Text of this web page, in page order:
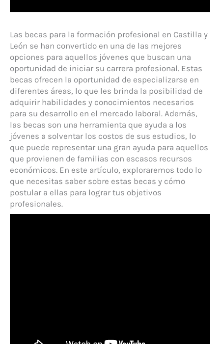
Las becas para la formación profesional en Castilla y
León se han convertido en una de las mejores
opciones para aquellos jóvenes que buscan una
oportunidad de iniciar su carrera profesional. Estas
becas ofrecen la oportunidad de especializarse en
diferentes áreas, lo que les brinda la posibilidad de
adquirir habilidades y conocimientos necesarios
para su desarrollo en el mercado laboral. Además,
las becas son una herramienta que ayuda a los
jóvenes a solventar los costos de sus estudios, lo
que puede representar una gran ayuda para aquellos
que provienen de familias con escasos recursos
económicos. En este artículo, exploraremos todo lo
que necesitas saber sobre estas becas y cómo
postular a ellas para lograr tus objetivos
profesionales.